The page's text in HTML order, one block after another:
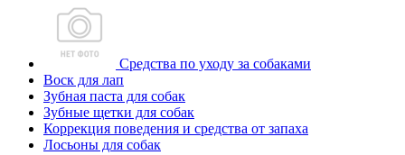
Средства по уходу за собаками
Воск для лап
Зубная паста для собак
Зубные щетки для собак
Коррекция поведения и средства от запаха
Лосьоны для собак